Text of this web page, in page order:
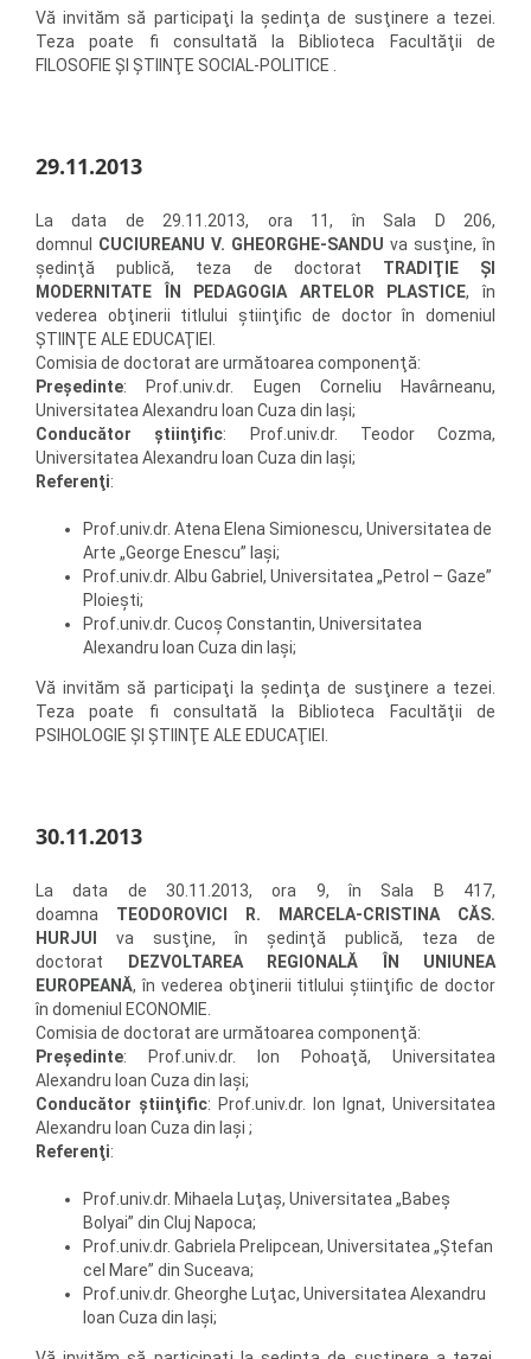
Vă invităm să participaţi la şedinţa de susţinere a tezei.
Teza poate fi consultată la Biblioteca Facultăţii de
FILOSOFIE ŞI ŞTIINŢE SOCIAL-POLITICE .
29.11.2013
La data de 29.11.2013, ora 11, în Sala D 206,
domnul CUCIUREANU V. GHEORGHE-SANDU va susţine, în
şedinţă publică, teza de doctorat TRADIŢIE ŞI
MODERNITATE ÎN PEDAGOGIA ARTELOR PLASTICE, în
vederea obţinerii titlului ştiinţific de doctor în domeniul
ŞTIINŢE ALE EDUCAŢIEI.
Comisia de doctorat are următoarea componenţă:
Preşedinte: Prof.univ.dr. Eugen Corneliu Havârneanu,
Universitatea Alexandru Ioan Cuza din Iaşi;
Conducător ştiinţific: Prof.univ.dr. Teodor Cozma,
Universitatea Alexandru Ioan Cuza din Iaşi;
Referenţi:
Prof.univ.dr. Atena Elena Simionescu, Universitatea de
Arte „George Enescu” Iaşi;
Prof.univ.dr. Albu Gabriel, Universitatea „Petrol – Gaze”
Ploieşti;
Prof.univ.dr. Cucoş Constantin, Universitatea
Alexandru Ioan Cuza din Iaşi;
Vă invităm să participaţi la şedinţa de susţinere a tezei.
Teza poate fi consultată la Biblioteca Facultăţii de
PSIHOLOGIE ŞI ŞTIINŢE ALE EDUCAŢIEI.
30.11.2013
La data de 30.11.2013, ora 9, în Sala B 417,
doamna TEODOROVICI R. MARCELA-CRISTINA CĂS.
HURJUI
va susţine, în şedinţă publică, teza de
doctorat
DEZVOLTAREA REGIONALĂ ÎN UNIUNEA
EUROPEANĂ, în vederea obţinerii titlului ştiinţific de doctor
în domeniul ECONOMIE.
Comisia de doctorat are următoarea componenţă:
Preşedinte: Prof.univ.dr. Ion Pohoaţă, Universitatea
Alexandru Ioan Cuza din Iaşi;
Conducător ştiinţific: Prof.univ.dr. Ion Ignat, Universitatea
Alexandru Ioan Cuza din Iaşi ;
Referenţi:
Prof.univ.dr. Mihaela Luţaş, Universitatea „Babeş
Bolyai” din Cluj Napoca;
Prof.univ.dr. Gabriela Prelipcean, Universitatea „Ştefan
cel Mare” din Suceava;
Prof.univ.dr. Gheorghe Luţac, Universitatea Alexandru
Ioan Cuza din Iaşi;